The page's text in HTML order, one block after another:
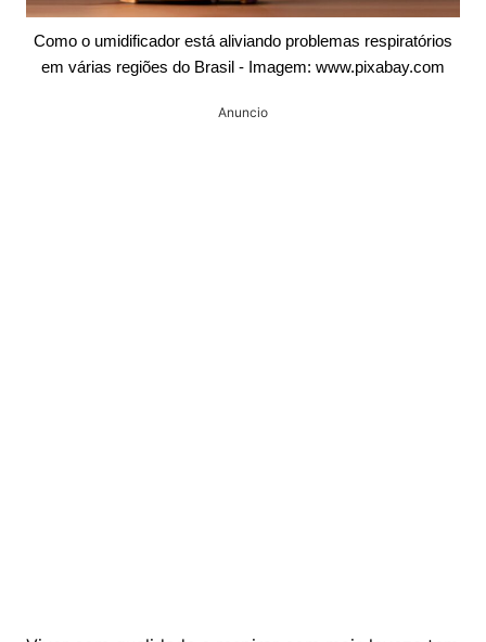
Como o umidificador está aliviando problemas respiratórios
em várias regiões do Brasil - Imagem: www.pixabay.com
Anuncio